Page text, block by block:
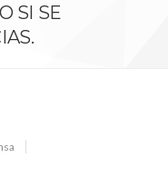
SI SE